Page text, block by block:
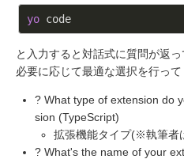
yo code
と入力すると対話式に質問が返っ
必要に応じて最適な選択を行って
? What type of extension do
sion (TypeScript)
拡張機能タイプ(※執筆者
? What's the name of your